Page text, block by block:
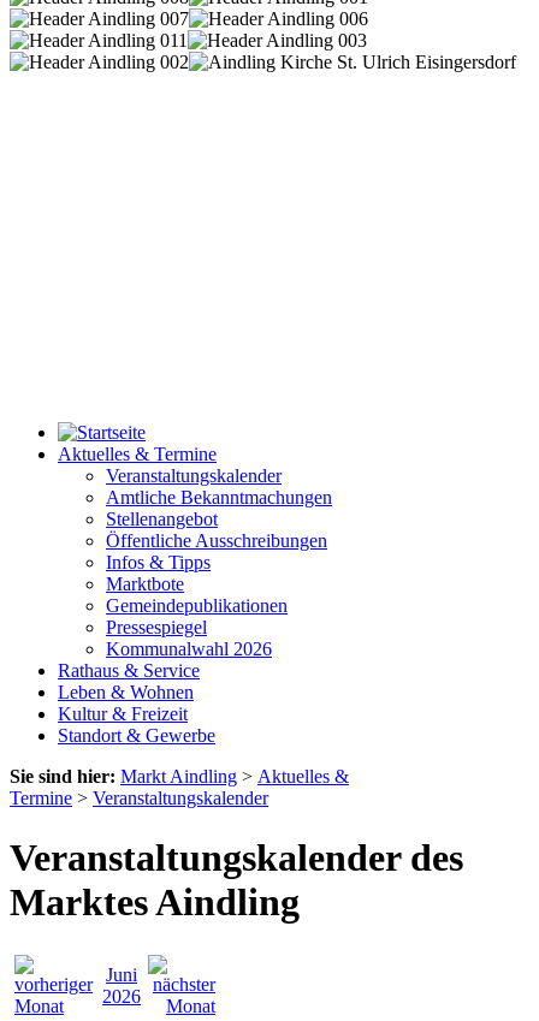
Aktuelles & Termine
Veranstaltungskalender
Amtliche Bekanntmachungen
Stellenangebot
Öffentliche Ausschreibungen
Infos & Tipps
Marktbote
Gemeindepublikationen
Pressespiegel
Kommunalwahl 2026
Rathaus & Service
Leben & Wohnen
Kultur & Freizeit
Standort & Gewerbe
Sie sind hier: Markt Aindling > Aktuelles &
Termine > Veranstaltungskalender
Veranstaltungskalender des
Marktes Aindling
Juni
2026